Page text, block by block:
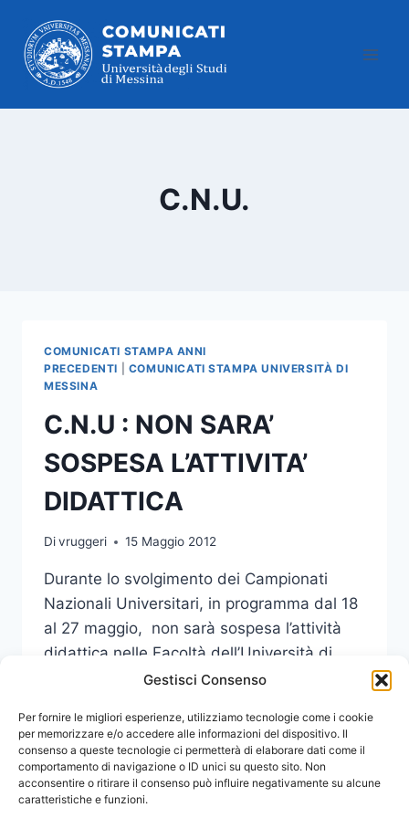
Gestisci Consenso
Per fornire le migliori esperienze, utilizziamo tecnologie come i cookie
per memorizzare e/o accedere alle informazioni del dispositivo. Il
consenso a queste tecnologie ci permetterà di elaborare dati come il
comportamento di navigazione o ID unici su questo sito. Non
acconsentire o ritirare il consenso può influire negativamente su alcune
caratteristiche e funzioni.
contenuto
C.N.U.
COMUNICATI STAMPA ANNI
PRECEDENTI
COMUNICATI STAMPA UNIVERSITÀ DI
MESSINA
C.N.U : NON SARA’
SOSPESA L’ATTIVITA’
DIDATTICA
Divruggeri 15 Maggio 2012
Durante lo svolgimento dei Campionati
Nazionali Universitari, in programma dal 18
al 27 maggio, non sarà sospesa l’attività
didattica nelle Facoltà dell’Università di
LEGGI DI PIÙC.N.U
:
NON
SARA’
SOSPESA